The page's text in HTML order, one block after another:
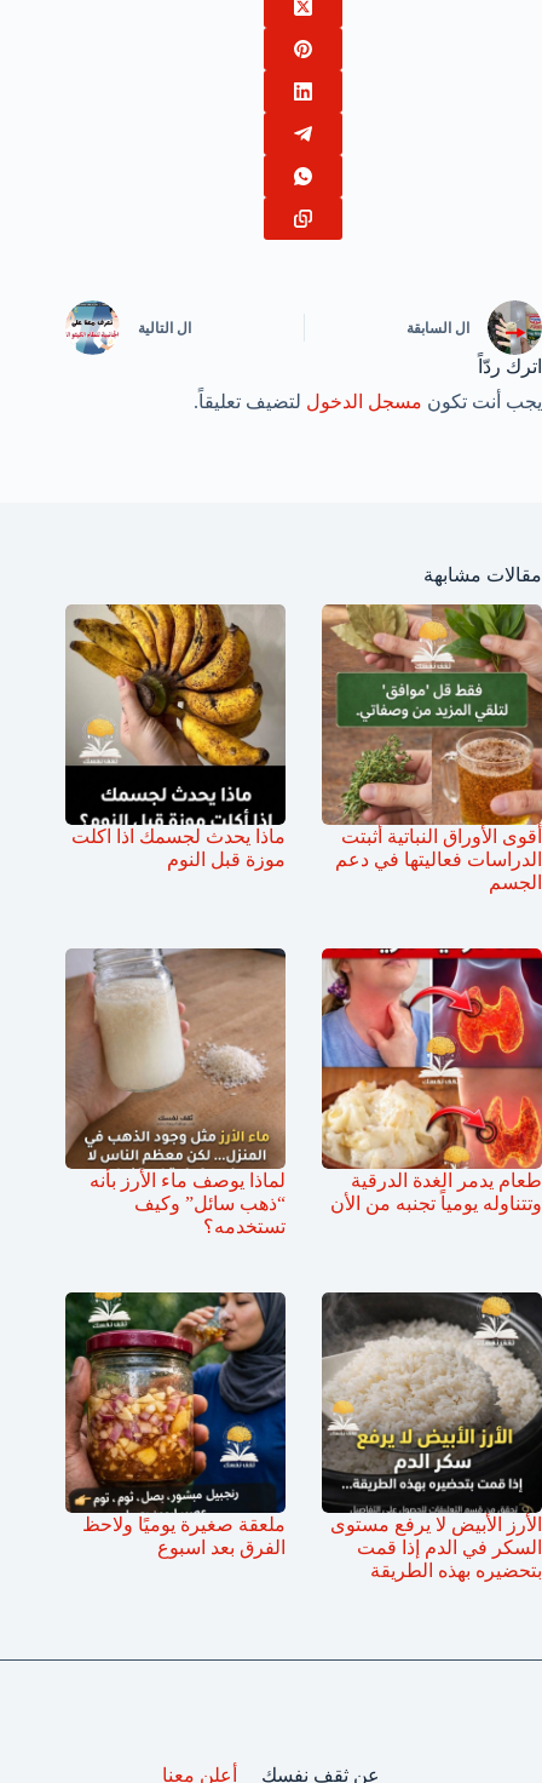
ال السابقة ال التالية
اترك ردّاً
يجب أنت تكون مسجل الدخول لتضيف تعليقاً.
مقالات مشابهة
أقوى الأوراق النباتية أثبتت
الدراسات فعاليتها في دعم
الجسم
ماذا يحدث لجسمك اذا اكلت
موزة قبل النوم
طعام يدمر الغدة الدرقية
وتتناوله يومياً تجنبه من الأن
لماذا يوصف ماء الأرز بأنه
“ذهب سائل” وكيف
تستخدمه؟
الأرز الأبيض لا يرفع مستوى
السكر في الدم إذا قمت
بتحضيره بهذه الطريقة
ملعقة صغيرة يوميًا ولاحظ
الفرق بعد اسبوع
عن ثقف نفسك أعلن معنا